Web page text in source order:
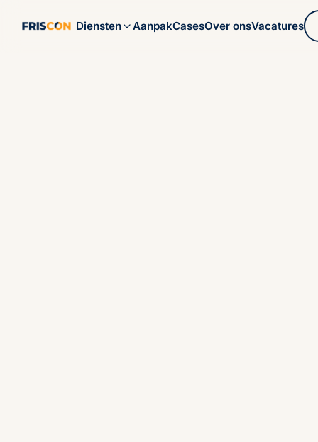
Diensten AanpakCasesOver onsVacatures